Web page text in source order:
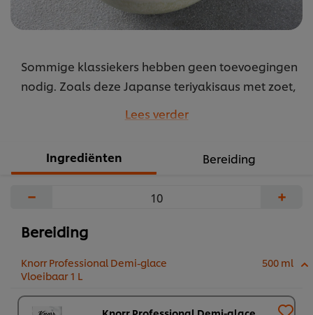
Sommige klassiekers hebben geen toevoegingen
nodig. Zoals deze Japanse teriyakisaus met zoet,
Lees verder
Ingrediënten Bereiding
− +
Bereiding
Knorr Professional Demi-glace
Vloeibaar 1 L
500 ml